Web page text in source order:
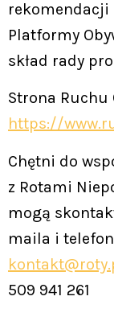
Platformy
skład rady
Strona Ruchu
https://
Chętni do
z Rotami
mogą
maila i
509 941 261